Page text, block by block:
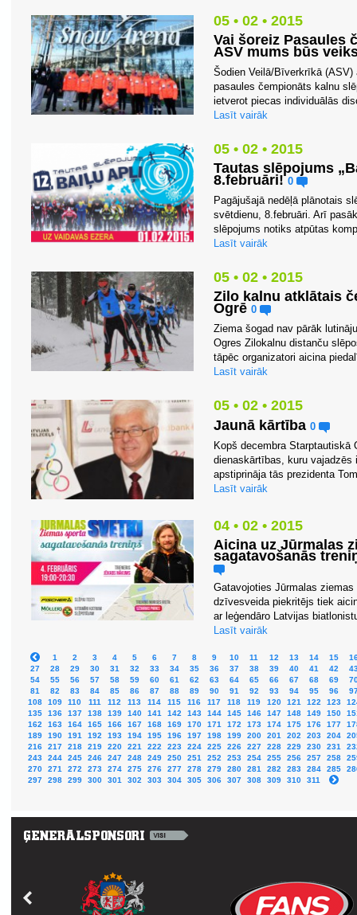
05 • 02 • 2015
Vai šoreiz Pasaules
ASV mums būs
Šodien Veilā/Bīverkrīkā
pasaules čempionāts kalnu
ietverot piecas individuālās
Lasīt vairāk
05 • 02 • 2015
Tautas slēpojums
8.februāri! 0
Pagājušajā nedēļā plānotais
svētdienu, 8.februāri. Arī
slēpojums notiks atpūtas
Lasīt vairāk
05 • 02 • 2015
Zilo kalnu atklātais
Ogrē 0
Ziema šogad nav pārāk
Ogres Zilokalnu distanču
tāpēc organizatori aicina
Lasīt vairāk
05 • 02 • 2015
Jaunā kārtība 0
Kopš decembra Starptautiskā
dienaskārtības, kuru vajadzēs
apstiprināja tās prezidenta
Lasīt vairāk
04 • 02 • 2015
Aicina uz Jūrmalas
sagatavošanās
Gatavojoties Jūrmalas
dzīvesveida piekritējs tiek
ar leģendāro Latvijas
Lasīt vairāk
1 2 3 4 5 6 7 8 9 10 11 12 13 14 15
27
28 29 30 31 32 33 34 35 36 37 38 39 40 41 42
54
55 56 57 58 59 60 61 62 63 64 65 66 67 68 69
81
82 83 84 85 86 87 88 89 90 91 92 93 94 95 96
108
109 110 111 112 113 114 115 116 117 118 119 120 121 122 123
135
136 137 138 139 140 141 142 143 144 145 146 147 148 149 150
162
163 164 165 166 167 168 169 170 171 172 173 174 175 176 177
189
190 191 192 193 194 195 196 197 198 199 200 201 202 203 204
216
217 218 219 220 221 222 223 224 225 226 227 228 229 230 231
243
244 245 246 247 248 249 250 251 252 253 254 255 256 257 258
270
271 272 273 274 275 276 277 278 279 280 281 282 283 284 285
297
298 299 300 301 302 303 304 305 306 307 308 309 310 311